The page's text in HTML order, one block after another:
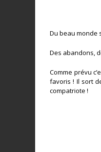
Du beau monde
Des abandons,
Comme prévu
favoris ! Il sort
compatriote !